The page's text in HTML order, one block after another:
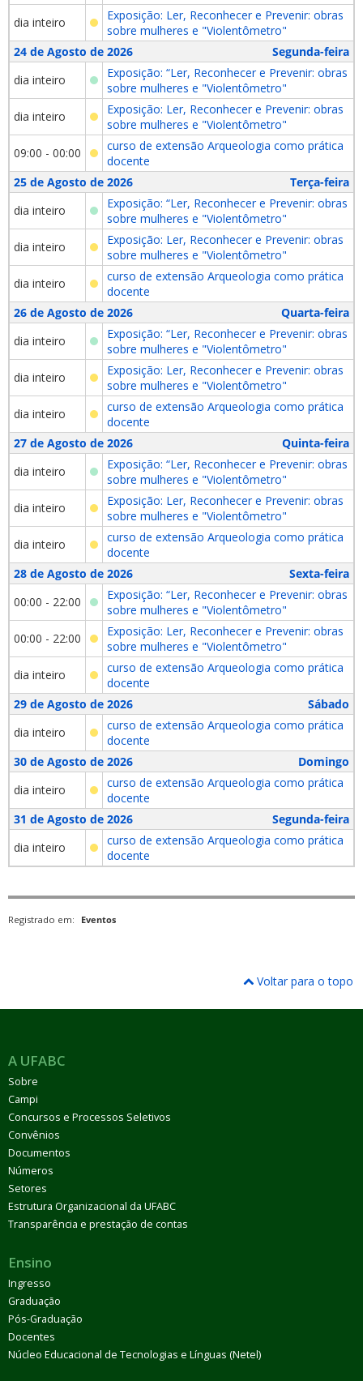
dia inteiro
Exposição: Ler, Reconhecer e Prevenir: obras
sobre mulheres e "Violentômetro"
24 de Agosto de 2026
Segunda-feira
dia inteiro
Exposição: “Ler, Reconhecer e Prevenir: obras
sobre mulheres e "Violentômetro"
dia inteiro
Exposição: Ler, Reconhecer e Prevenir: obras
sobre mulheres e "Violentômetro"
09:00 - 00:00
curso de extensão Arqueologia como prática
docente
25 de Agosto de 2026
Terça-feira
dia inteiro
Exposição: “Ler, Reconhecer e Prevenir: obras
sobre mulheres e "Violentômetro"
dia inteiro
Exposição: Ler, Reconhecer e Prevenir: obras
sobre mulheres e "Violentômetro"
dia inteiro
curso de extensão Arqueologia como prática
docente
26 de Agosto de 2026
Quarta-feira
dia inteiro
Exposição: “Ler, Reconhecer e Prevenir: obras
sobre mulheres e "Violentômetro"
dia inteiro
Exposição: Ler, Reconhecer e Prevenir: obras
sobre mulheres e "Violentômetro"
dia inteiro
curso de extensão Arqueologia como prática
docente
27 de Agosto de 2026
Quinta-feira
dia inteiro
Exposição: “Ler, Reconhecer e Prevenir: obras
sobre mulheres e "Violentômetro"
dia inteiro
Exposição: Ler, Reconhecer e Prevenir: obras
sobre mulheres e "Violentômetro"
dia inteiro
curso de extensão Arqueologia como prática
docente
28 de Agosto de 2026
Sexta-feira
00:00 - 22:00
Exposição: “Ler, Reconhecer e Prevenir: obras
sobre mulheres e "Violentômetro"
00:00 - 22:00
Exposição: Ler, Reconhecer e Prevenir: obras
sobre mulheres e "Violentômetro"
dia inteiro
curso de extensão Arqueologia como prática
docente
29 de Agosto de 2026
Sábado
dia inteiro
curso de extensão Arqueologia como prática
docente
30 de Agosto de 2026
Domingo
dia inteiro
curso de extensão Arqueologia como prática
docente
31 de Agosto de 2026
Segunda-feira
dia inteiro
curso de extensão Arqueologia como prática
docente
Registrado em: Eventos
Voltar para o topo
A UFABC
Sobre
Campi
Concursos e Processos Seletivos
Convênios
Documentos
Números
Setores
Estrutura Organizacional da UFABC
Transparência e prestação de contas
Ensino
Ingresso
Graduação
Pós-Graduação
Docentes
Núcleo Educacional de Tecnologias e Línguas (Netel)